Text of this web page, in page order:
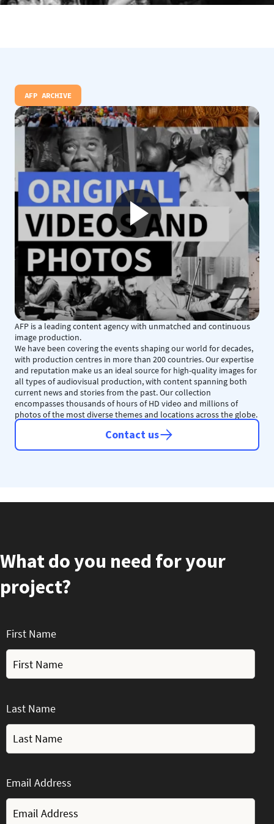
AFP ARCHIVE
AFP is a leading content agency with unmatched and continuous
image production.
We have been covering the events shaping our world for decades,
with production centres in more than 200 countries. Our expertise
and reputation make us an ideal source for high-quality images for
all types of audiovisual production, with content spanning both
current news and stories from the past. Our collection
encompasses thousands of hours of HD video and millions of
photos of the most diverse themes and locations across the globe.
Contact us
What do you need for your
project?
First Name
Last Name
Email Address